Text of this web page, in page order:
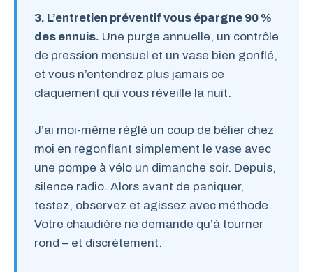
3. L’entretien préventif vous épargne 90 %
des ennuis. Une purge annuelle, un contrôle
de pression mensuel et un vase bien gonflé,
et vous n’entendrez plus jamais ce
claquement qui vous réveille la nuit.
J’ai moi-même réglé un coup de bélier chez
moi en regonflant simplement le vase avec
une pompe à vélo un dimanche soir. Depuis,
silence radio. Alors avant de paniquer,
testez, observez et agissez avec méthode.
Votre chaudière ne demande qu’à tourner
rond – et discrètement.